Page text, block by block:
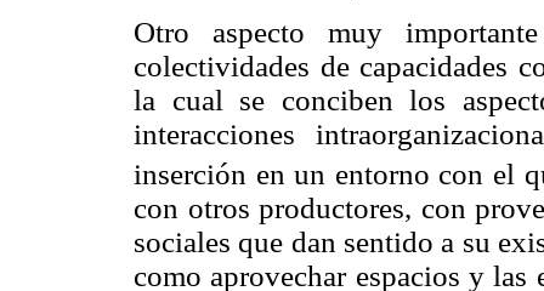
Otro aspecto muy
colectividades de capacidades
la cual se conciben los
interacciones
inserción en un entorno con el
con otros productores, con
sociales que dan sentido a su
como aprovechar espacios y